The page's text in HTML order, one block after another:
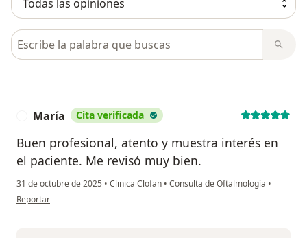
Busca en opiniones
María Cita verificada
Buen profesional, atento y muestra interés en
el paciente. Me revisó muy bien.
31 de octubre de 2025 • Clinica Clofan • Consulta de Oftalmología •
en opinión del usuario María
Reportar